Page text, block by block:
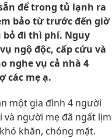
để trong tủ lạnh ra
bảo từ trước đến giờ
đi thì phí. Nguy
ngộ độc, cấp cứu và
nghe vụ cả nhà 4
các mẹ ạ.
một gia đình 4 người
người mẹ đã ngất lịm
khăn, chóng mặt.